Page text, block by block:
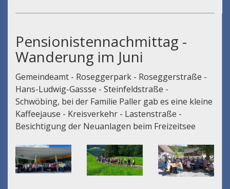
Pensionistennachmittag -
Wanderung im Juni
Gemeindeamt - Roseggerpark - Roseggerstraße -
Hans-Ludwig-Gassse - Steinfeldstraße -
Schwöbing, bei der Familie Paller gab es eine kleine
Kaffeejause - Kreisverkehr - Lastenstraße -
Besichtigung der Neuanlagen beim Freizeitsee